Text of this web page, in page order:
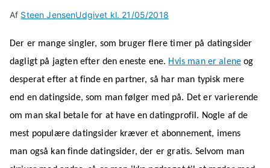
Af Steen JensenUdgivet kl. 21/05/2018
Der er mange singler, som bruger flere timer på datingsider
dagligt på jagten efter den eneste ene. Hvis man er alene og
desperat efter at finde en partner, så har man typisk mere
end en datingside, som man følger med på. Det er varierende
om man skal betale for at have en datingprofil. Nogle af de
mest populære datingsider kræver et abonnement, imens
man også kan finde datingsider, der er gratis. Selvom man